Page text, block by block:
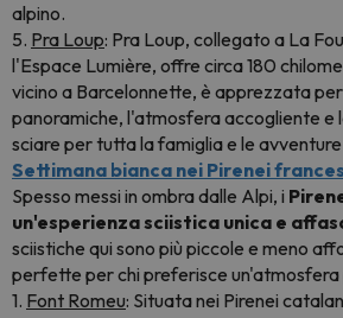
alpino.
5. Pra Loup: Pra Loup, collegato a La
l'Espace Lumière, offre circa 180
vicino a Barcelonnette, è apprezzata
panoramiche, l'atmosfera accogliente e
sciare per tutta la famiglia e le
Settimana bianca nei Pirenei
Spesso messi in ombra dalle Alpi, i
un'esperienza sciistica unica e
sciistiche qui sono più piccole e meno
perfette per chi preferisce un'atmosfera
1. Font Romeu: Situata nei Pirenei